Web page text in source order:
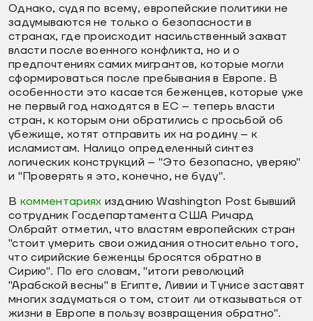
Однако, судя по всему, европейские политики не
задумываются не только о безопасности в
странах, где происходит насильственный захват
власти после военного конфликта, но и о
предпочтениях самих мигрантов, которые могли
сформироваться после пребывания в Европе. В
особенности это касается беженцев, которые уже
не первый год находятся в ЕС – теперь власти
стран, к которым они обратились с просьбой об
убежище, хотят отправить их на родину – к
исламистам. Налицо определенный синтез
логических конструкций – "Это безопасно, уверяю"
и "Проверять я это, конечно, не буду".
В комментариях изданию Washington Post бывший
сотрудник Госдепартамента США Ричард
Олбрайт отметил, что властям европейских стран
"стоит умерить свои ожидания относительно того,
что сирийские беженцы бросятся обратно в
Сирию". По его словам, "итоги революций
"Арабской весны" в Египте, Ливии и Тунисе заставят
многих задуматься о том, стоит ли отказываться от
жизни в Европе в пользу возвращения обратно".